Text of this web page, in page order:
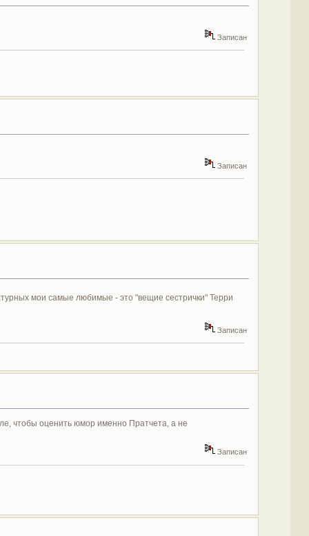
Записан
Записан
мои самые любимые - это "вещие сестрички" Терри
Записан
чтобы оценить юмор именно Пратчета, а не
Записан